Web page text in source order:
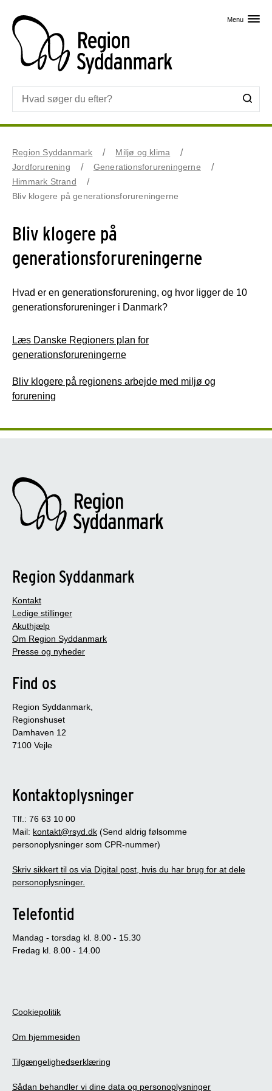
Menu
Region Syddanmark
Miljø og klima
Jordforurening
Generationsforureningerne
Himmark Strand
Bliv klogere på generationsforureningerne
Bliv klogere på
generationsforureningerne
Hvad er en generationsforurening, og hvor ligger de 10
generationsforureninger i Danmark?
Læs Danske Regioners plan for
generationsforureningerne
Bliv klogere på regionens arbejde med miljø og
forurening
Region Syddanmark
Kontakt
Ledige stillinger
Akuthjælp
Om Region Syddanmark
Presse og nyheder
Find os
Region Syddanmark,
Regionshuset
Damhaven 12
7100 Vejle
Kontaktoplysninger
Tlf.: 76 63 10 00
Mail: kontakt@rsyd.dk (Send aldrig følsomme
personoplysninger som CPR-nummer)
Skriv sikkert til os via Digital post, hvis du har brug for at dele
personoplysninger.
Telefontid
Mandag - torsdag kl. 8.00 - 15.30
Fredag kl. 8.00 - 14.00
Cookiepolitik
Om hjemmesiden
Tilgængelighedserklæring
Sådan behandler vi dine data og personoplysninger